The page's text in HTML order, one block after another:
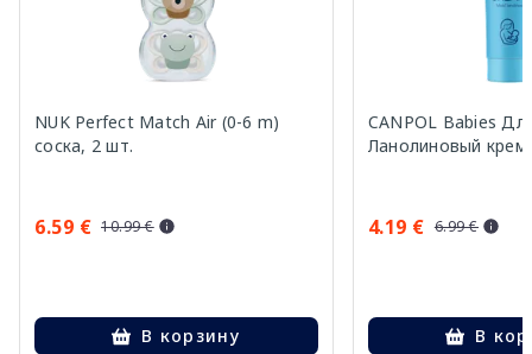
NUK Perfect Match Air (0-6 m)
соска, 2 шт.
6.59 € 10.99 €
В корзину
CANPOL Babies
Ланолиновый
4.19 € 6.99 €
В